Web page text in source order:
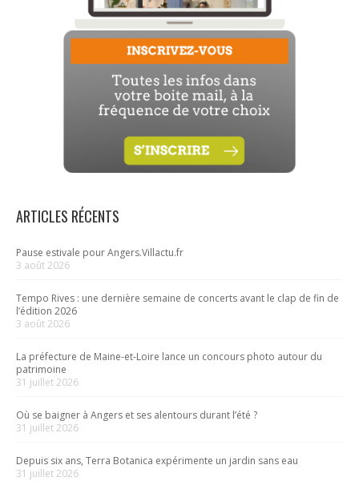
ARTICLES RÉCENTS
Pause estivale pour Angers.Villactu.fr
3 août 2026
Tempo Rives : une dernière semaine de concerts avant le clap de fin de
l’édition 2026
3 août 2026
La préfecture de Maine-et-Loire lance un concours photo autour du
patrimoine
31 juillet 2026
Où se baigner à Angers et ses alentours durant l’été ?
31 juillet 2026
Depuis six ans, Terra Botanica expérimente un jardin sans eau
31 juillet 2026